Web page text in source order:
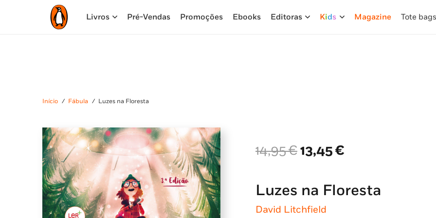
Livros Pré-Vendas Promoções Ebooks Editoras Kids Magazine Tote bags
Início / Fábula / Luzes na Floresta
14,95€O
preço
era:
14,95 €.
13,45€
é:
13,45 €.
Luzes na Floresta
David Litchfield